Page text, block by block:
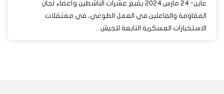
عاين- 24 مارس 2024 يقبع عشرات الناشطين وأعضاء لجان
المقاومة والفاعلين في العمل الطوعي، في معتقلات
الاستخبارات العسكرية التابعة للجيش...